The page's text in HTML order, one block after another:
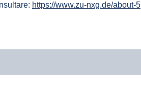
https://www.zu-nxg.de/about-5